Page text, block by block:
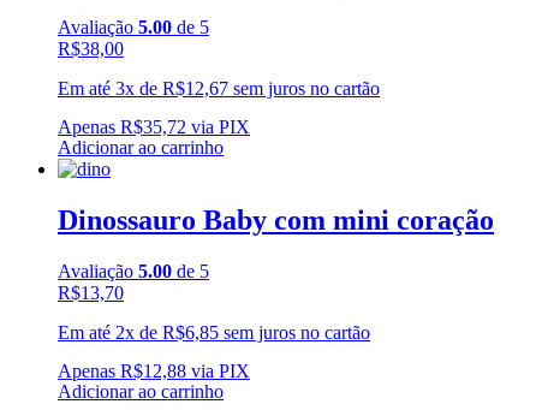
Avaliação 5.00 de 5
R$38,00
Em até 3x de R$12,67 sem juros no cartão
Apenas R$35,72 via PIX
Adicionar ao carrinho
Dinossauro Baby com mini coração
Avaliação 5.00 de 5
R$13,70
Em até 2x de R$6,85 sem juros no cartão
Apenas R$12,88 via PIX
Adicionar ao carrinho